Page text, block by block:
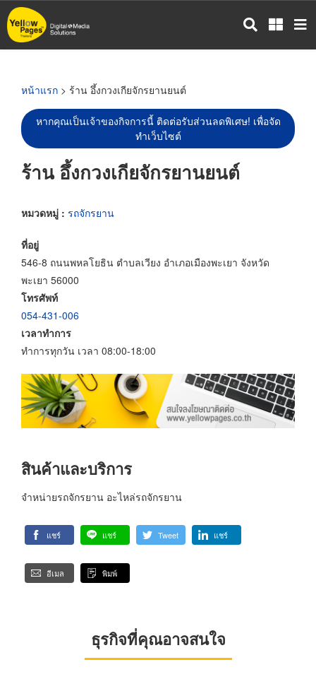
ข้าม
ไป
หน้าแรก > ร้าน อึ้งกวงเกียจักรยานยนต์
หากคุณเป็นเจ้าของกิจการนี้ ติดต่อรับส่วนลดพิเศษ! เพื่อจัด
ทำเว็บไซต์
ร้าน อึ้งกวงเกียจักรยานยนต์
หมวดหมู่ : รถจักรยาน
ที่อยู่
546-8 ถนนพหลโยธิน ตำบลเวียง อำเภอเมืองพะเยา จังหวัด
พะเยา 56000
โทรศัพท์
054-431-006
เวลาทำการ
ทำการทุกวัน เวลา 08:00-18:00
สินค้าและบริการ
จำหน่ายรถจักรยาน อะไหล่รถจักรยาน
แชร์ แชร์ Tweet แชร์
อีเมล พิมพ์
ธุรกิจที่คุณอาจสนใจ